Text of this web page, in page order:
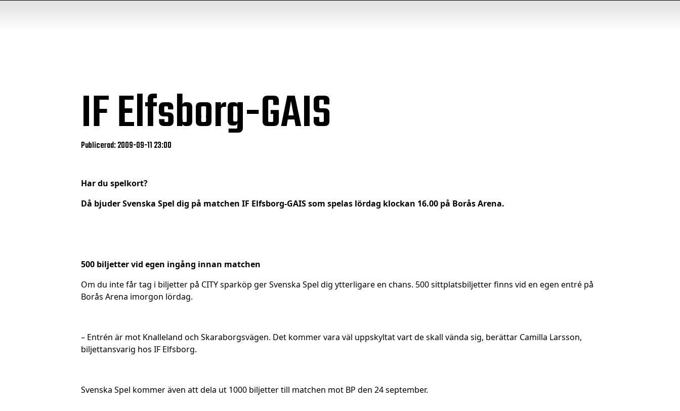
IF Elfsborg-GAIS
Publicerad: 2009-09-11 23:00
Har du spelkort?
Då bjuder Svenska Spel dig på matchen IF Elfsborg-GAIS som spelas lördag klockan 16.00 på Borås Arena.
500 biljetter vid egen ingång innan matchen
Om du inte får tag i biljetter på CITY sparköp ger Svenska Spel dig ytterligare en chans. 500 sittplatsbiljetter finns vid en egen entré på
Borås Arena imorgon lördag.
– Entrén är mot Knalleland och Skaraborgsvägen. Det kommer vara väl uppskyltat vart de skall vända sig, berättar Camilla Larsson,
biljettansvarig hos IF Elfsborg.
Svenska Spel kommer även att dela ut 1000 biljetter till matchen mot BP den 24 september.